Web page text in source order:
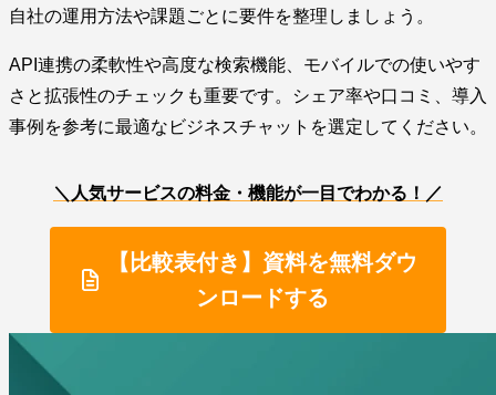
自社の運用方法や課題ごとに要件を整理しましょう。
API連携の柔軟性や高度な検索機能、モバイルでの使いやす
さと拡張性のチェックも重要です。シェア率や口コミ、導入
事例を参考に最適なビジネスチャットを選定してください。
＼人気サービスの料金・機能が一目でわかる！／
【比較表付き】資料を無料ダウ
ンロードする